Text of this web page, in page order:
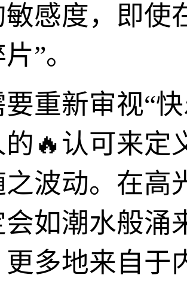
感度，即使
”。
重新审视“
的🔥认可来定
波动。在高
会如潮水般涌
多地来自于